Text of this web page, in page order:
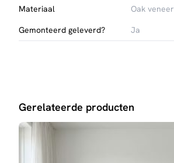
Materiaal
Oak veneer
Gemonteerd geleverd?
Ja
Gerelateerde producten